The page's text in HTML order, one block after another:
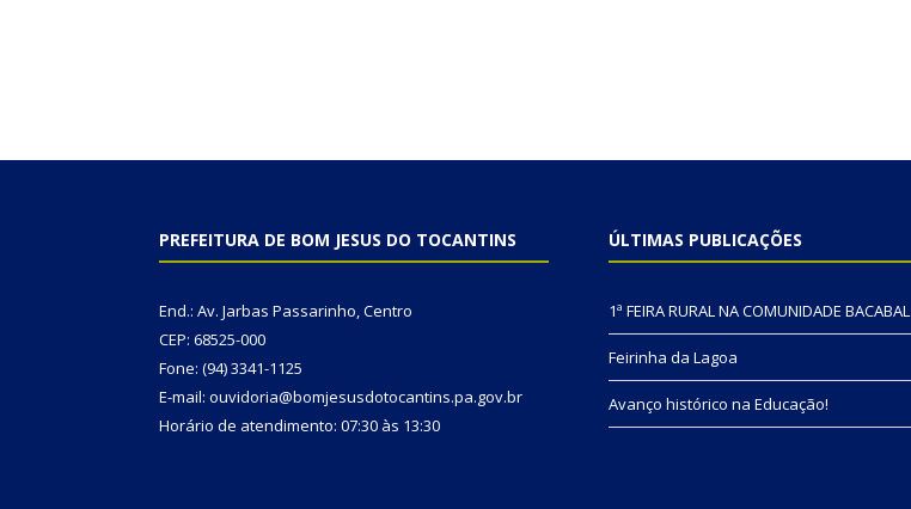
PREFEITURA DE BOM JESUS DO TOCANTINS
End.: Av. Jarbas Passarinho, Centro
CEP: 68525-000
Fone: (94) 3341-1125
E-mail: ouvidoria@bomjesusdotocantins.pa.gov.br
Horário de atendimento: 07:30 às 13:30
ÚLTIMAS PUBLICAÇÕES
1ª FEIRA RURAL NA COMUNIDADE BACABAL
Feirinha da Lagoa
Avanço histórico na Educação!